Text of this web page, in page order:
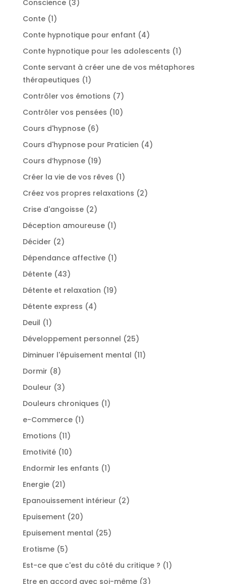
Conscience 33
Conte 11
produit
Conte hypnotique pour enfant 44
produits
Conte hypnotique pour les adolescents 11
produit
Conte servant à créer une de vos métaphores
thérapeutiques 11
produit
Contrôler vos émotions 77
produits
Contrôler vos pensées 1010
Cours d'hypnose 66
produits
Cours d'hypnose pour Praticien 44
Cours d’hypnose 1919
produits
Créer la vie de vos rêves 11
produit
Créez vos propres relaxations 22
Crise d'angoisse 22
produits
Déception amoureuse 11
Décider 22
produits
Dépendance affective 11
Détente 4343
produits
Détente et relaxation 1919
Détente express 44
Deuil 11
produit
Développement personnel 2525
produits
Diminuer l'épuisement mental 1111
Dormir 88
produits
Douleur 33
produits
Douleurs chroniques 11
e-Commerce 11
Emotions 1111
produits
Emotivité 1010
produits
Endormir les enfants 11
Energie 2121
produits
Epanouissement intérieur 22
Epuisement 2020
produits
Epuisement mental 2525
Erotisme 55
produits
Est-ce que c'est du côté du critique ? 11
Etre en accord avec soi-même 33